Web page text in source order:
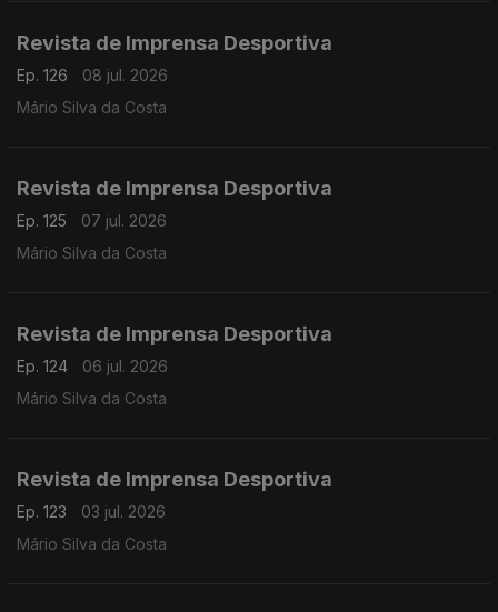
Revista de Imprensa Desportiva
Ep. 126
08 jul. 2026
Mário Silva da Costa
Revista de Imprensa Desportiva
Ep. 125
07 jul. 2026
Mário Silva da Costa
Revista de Imprensa Desportiva
Ep. 124
06 jul. 2026
Mário Silva da Costa
Revista de Imprensa Desportiva
Ep. 123
03 jul. 2026
Mário Silva da Costa